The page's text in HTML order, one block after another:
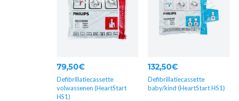
79,50€
Defibrillatiecassette
volwassenen (HeartStart
HS1)
132,50€
Defibrillatiecassette
baby/kind (HeartStart HS1)